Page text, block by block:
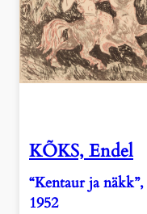
KÕKS, Endel
“Kentaur ja näkk”,
1952